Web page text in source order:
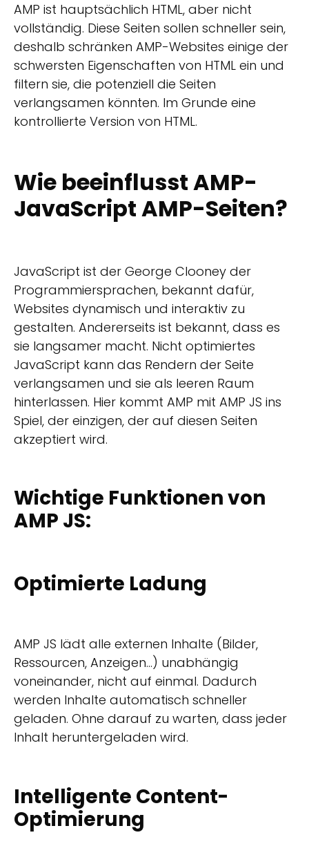
AMP ist hauptsächlich HTML, aber nicht
vollständig. Diese Seiten sollen schneller sein,
deshalb schränken AMP-Websites einige der
schwersten Eigenschaften von HTML ein und
filtern sie, die potenziell die Seiten
verlangsamen könnten. Im Grunde eine
kontrollierte Version von HTML.
Wie beeinflusst AMP-
JavaScript AMP-Seiten?
JavaScript ist der George Clooney der
Programmiersprachen, bekannt dafür,
Websites dynamisch und interaktiv zu
gestalten. Andererseits ist bekannt, dass es
sie langsamer macht. Nicht optimiertes
JavaScript kann das Rendern der Seite
verlangsamen und sie als leeren Raum
hinterlassen. Hier kommt AMP mit AMP JS ins
Spiel, der einzigen, der auf diesen Seiten
akzeptiert wird.
Wichtige Funktionen von
AMP JS:
Optimierte Ladung
AMP JS lädt alle externen Inhalte (Bilder,
Ressourcen, Anzeigen...) unabhängig
voneinander, nicht auf einmal. Dadurch
werden Inhalte automatisch schneller
geladen. Ohne darauf zu warten, dass jeder
Inhalt heruntergeladen wird.
Intelligente Content-
Optimierung